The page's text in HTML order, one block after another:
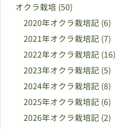
オクラ栽培 (50)
2020年オクラ栽培記 (6)
2021年オクラ栽培記 (7)
2022年オクラ栽培記 (16)
2023年オクラ栽培記 (5)
2024年オクラ栽培記 (8)
2025年オクラ栽培記 (6)
2026年オクラ栽培記 (2)